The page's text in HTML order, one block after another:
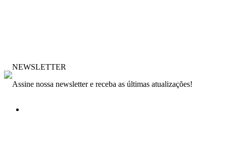
NEWSLETTER
Assine nossa newsletter e receba as últimas atualizações!